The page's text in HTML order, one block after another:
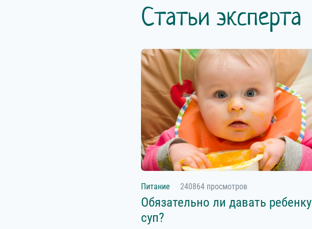
Статьи эксперта
Питание 240864 просмотров
Обязательно ли давать ребенку
суп?